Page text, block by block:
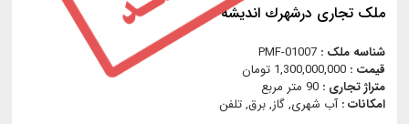
ملک تجاری درشهرك اندیشه
شناسه ملک : PMF-01007
قیمت : 1,300,000,000 تومان
متراژ تجاری : 90 متر مربع
امکانات :آب شهری, گاز, برق, تلفن